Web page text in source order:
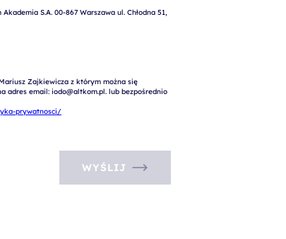
S.A. 00-867 Warszawa ul. Chłodna 51,
Zajkiewicza z którym można się
adres email: iodo@altkom.pl. lub bezpośrednio
prywatnosci/
WYŚLIJ